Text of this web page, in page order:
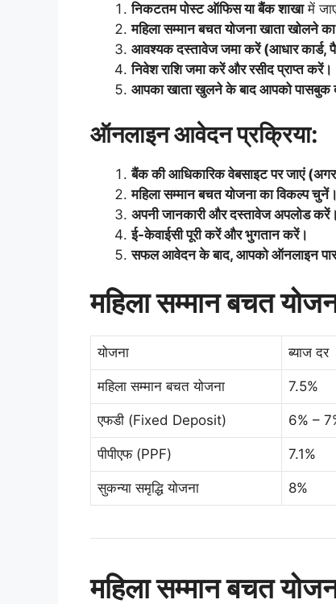
निकटतम पोस्ट ऑफिस या बैंक शाखामें
महिला सम्मान बचत योजना खाता खोलने का
आवश्यक दस्तावेज जमा करें (आधार कार्ड,
निवेश राशि जमा करें और रसीद प्राप्त करें।
आपका खाता खुलने के बाद आपको पासबुक
ऑनलाइन आवेदन प्रक्रिया:
बैंक की आधिकारिक वेबसाइट पर जाएं
महिला सम्मान बचत योजना का विकल्प चुनें।
अपनी जानकारी और दस्तावेज अपलोड करें।
ई-केवाईसी पूरी करें और भुगतान करें।
सफल आवेदन के बाद, आपको ऑनलाइन
महिला सम्मान बचत
योजना ब्याज दर
महिला सम्मान बचत योजना 7.5%
एफडी (Fixed Deposit) 6% –
पीपीएफ (PPF) 7.1%
सुकन्या समृद्धि योजना 8%
महिला सम्मान बचत